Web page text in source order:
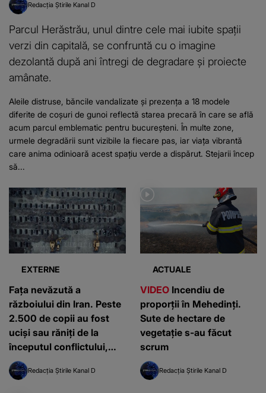
Redacția Știrile Kanal D
Parcul Herăstrău, unul dintre cele mai iubite spații
verzi din capitală, se confruntă cu o imagine
dezolantă după ani întregi de degradare și proiecte
amânate.
Aleile distruse, băncile vandalizate și prezența a 18 modele
diferite de coșuri de gunoi reflectă starea precară în care se află
acum parcul emblematic pentru bucureșteni. În multe zone,
urmele degradării sunt vizibile la fiecare pas, iar viața vibrantă
care anima odinioară acest spațiu verde a dispărut. Stejarii încep
să...
EXTERNE
Fața nevăzută a
războiului din Iran. Peste
2.500 de copii au fost
uciși sau răniți de la
începutul conflictului,
potrivit UNICEF
Redacția Știrile Kanal D
ACTUALE
VIDEO Incendiu de
proporții în Mehedinți.
Sute de hectare de
vegetație s-au făcut
scrum
Redacția Știrile Kanal D